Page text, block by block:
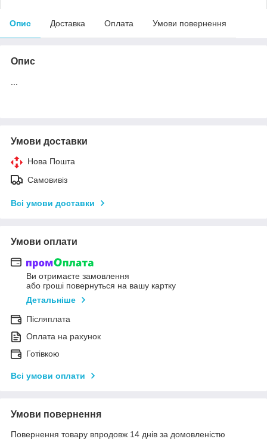
Опис Доставка Оплата Умови повернення
Опис
Умови доставки
Нова Пошта
Самовивіз
Всі умови доставки
Умови оплати
Ви отримаєте замовлення
або гроші повернуться на вашу картку
Детальніше
Післяплата
Оплата на рахунок
Готівкою
Всі умови оплати
Умови повернення
Повернення товару впродовж 14 днів за домовленістю